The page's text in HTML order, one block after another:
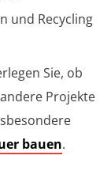
und Recycling
Sie, ob
Projekte
bauen.